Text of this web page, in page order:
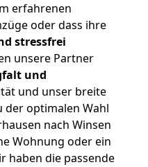
erfahrenen
oder dass ihre
stressfrei
unsere Partner
und
und unser breite
der optimalen Wahl
nach Winsen
Wohnung oder ein
haben die passende